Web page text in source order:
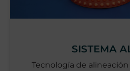
SISTEMA
Tecnología de